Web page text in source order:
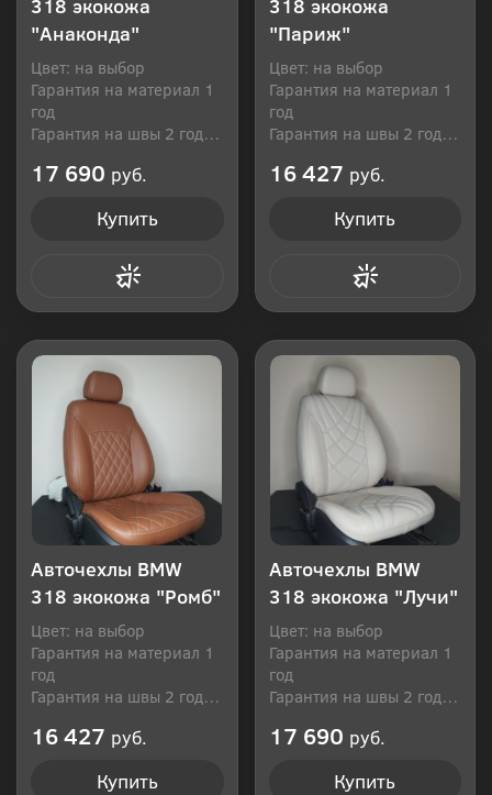
318 экокожа
"Анаконда"
Цвет: на выбор
Гарантия на материал 1
год
Гарантия на швы 2 года
17 690 руб.
Купить
318 экокожа
"Париж"
Цвет: на выбор
Гарантия на материал 1
год
Гарантия на швы 2 года
16 427 руб.
Купить
Авточехлы BMW
318 экокожа "Ромб"
Цвет: на выбор
Гарантия на материал 1
год
Гарантия на швы 2 года
16 427 руб.
Купить
Авточехлы BMW
318 экокожа "Лучи"
Цвет: на выбор
Гарантия на материал 1
год
Гарантия на швы 2 года
17 690 руб.
Купить